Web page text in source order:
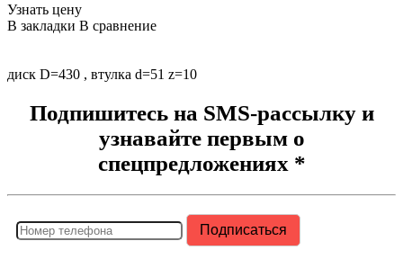
Узнать цену
В закладки В сравнение
диск D=430 , втулка d=51 z=10
Подпишитесь на SMS-рассылку и
узнавайте первым о
спецпредложениях *